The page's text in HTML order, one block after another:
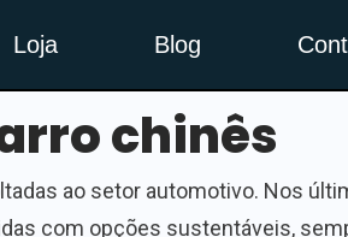
Loja Blog
chinês
ao setor automotivo. Nos
com opções sustentáveis,